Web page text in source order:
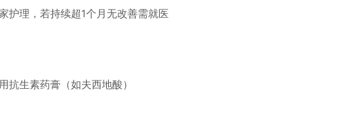
理，若持续超1个月无改善需就医
生素药膏（如夫西地酸）